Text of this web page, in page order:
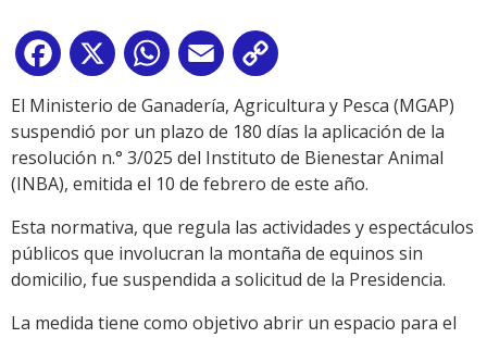
Facebook
X WhatsApp
Email
Link
El Ministerio de Ganadería, Agricultura y Pesca (MGAP)
suspendió por un plazo de 180 días la aplicación de la
resolución n.° 3/025 del Instituto de Bienestar Animal
(INBA), emitida el 10 de febrero de este año.
Esta normativa, que regula las actividades y espectáculos
públicos que involucran la montaña de equinos sin
domicilio, fue suspendida a solicitud de la Presidencia.
La medida tiene como objetivo abrir un espacio para el